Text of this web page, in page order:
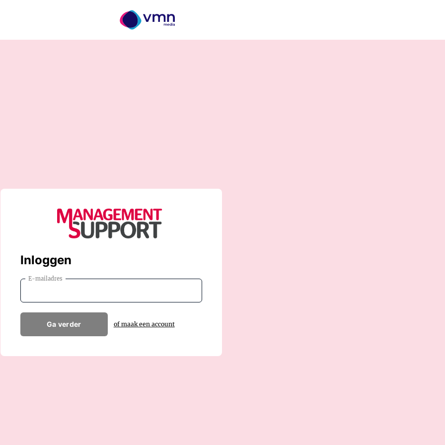
Inloggen
E-mailadres
Ga verder of maak een account